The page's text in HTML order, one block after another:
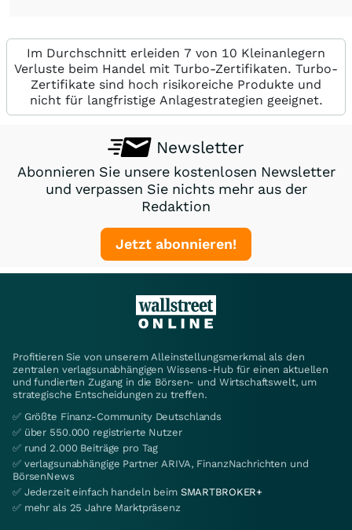
Im Durchschnitt erleiden 7 von 10 Kleinanlegern
Verluste beim Handel mit Turbo-Zertifikaten. Turbo-
Zertifikate sind hoch risikoreiche Produkte und
nicht für langfristige Anlagestrategien geeignet.
Newsletter
Abonnieren Sie unsere kostenlosen Newsletter
und verpassen Sie nichts mehr aus der
Redaktion
Jetzt abonnieren!
Profitieren Sie von unserem Alleinstellungsmerkmal als den
zentralen verlagsunabhängigen Wissens-Hub für einen aktuellen
und fundierten Zugang in die Börsen- und Wirtschaftswelt, um
strategische Entscheidungen zu treffen.
✅ Größte Finanz-Community Deutschlands
✅ über 550.000 registrierte Nutzer
✅ rund 2.000 Beiträge pro Tag
✅ verlagsunabhängige Partner ARIVA, FinanzNachrichten und
BörsenNews
✅ Jederzeit einfach handeln beim SMARTBROKER+
✅ mehr als 25 Jahre Marktpräsenz